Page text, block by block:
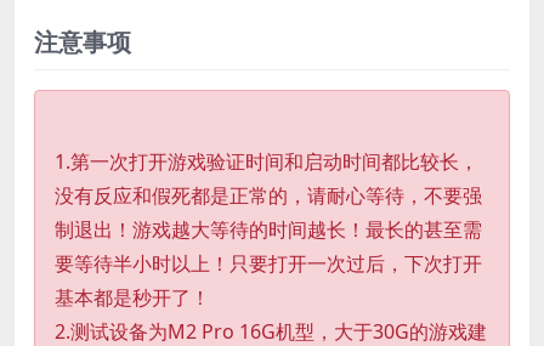
注意事项
1.第一次打开游戏验证时间和启动时间都比较长，
没有反应和假死都是正常的，请耐心等待，不要强
制退出！游戏越大等待的时间越长！最长的甚至需
要等待半小时以上！只要打开一次过后，下次打开
基本都是秒开了！
2.测试设备为M2 Pro 16G机型，大于30G的游戏建